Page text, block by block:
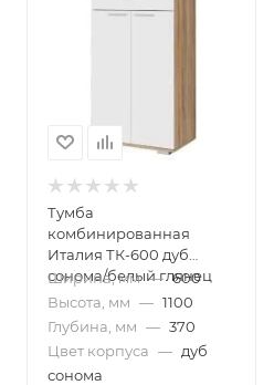
Тумба
комбинированная
Италия ТК-600 дуб
сонома/белый глянец
Ширина, мм — 600
Высота, мм — 1100
Глубина, мм — 370
Цвет корпуса — дуб
сонома